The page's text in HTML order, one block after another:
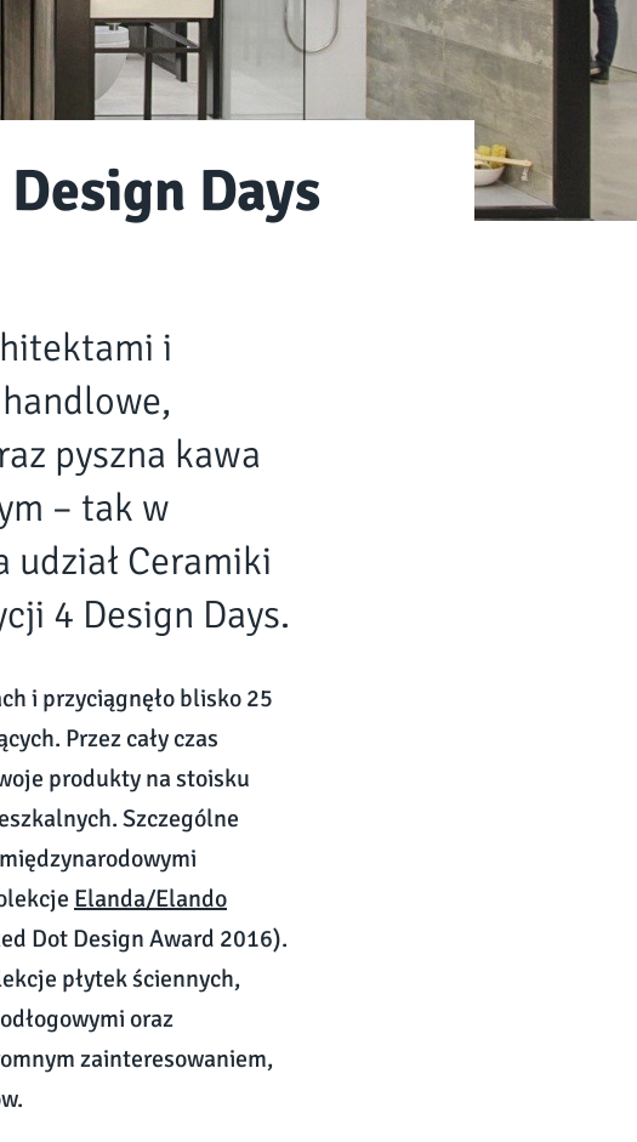
Days
i
pyszna kawa
– tak w
Ceramiki
4 Design Days.
i przyciągnęło blisko 25
Przez cały czas
produkty na stoisku
Szczególne
Elanda/Elando
Dot Design Award 2016).
płytek ściennych,
oraz
zainteresowaniem,